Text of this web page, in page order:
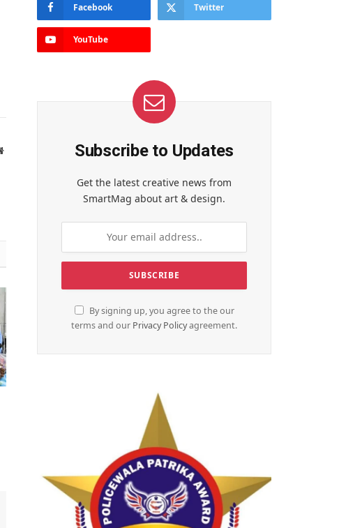
Website
Facebook Twitter
YouTube
Subscribe to Updates
Get the latest creative news from
SmartMag about art & design.
By signing up, you agree to the our
terms and our Privacy Policyagreement.